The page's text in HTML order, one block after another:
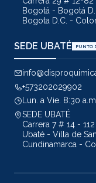
Bogotá - Bogotá
Bogota D.C. -
SEDE UBATÉ PUNTO
+573202029902
Lun. a Vie. 8:30
SEDE UBATÉ
Carrera 7 # 14 - 112
Ubaté - Villa de
Cundinamarca -